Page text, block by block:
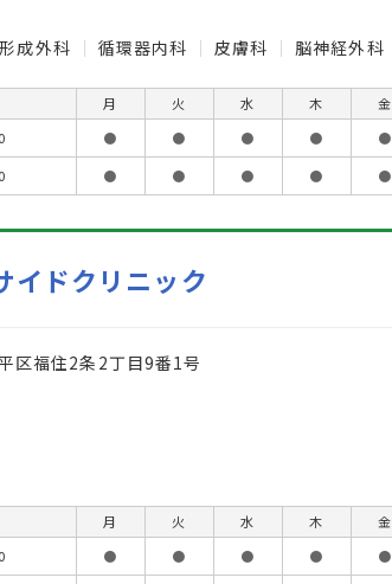
形成外科 循環器内科 皮膚科 脳神経外科
月 火 水 木 金
● ● ● ● ●
● ● ● ● ●
イドクリニック
区福住2条2丁目9番1号
月 火 水 木 金
● ● ● ● ●